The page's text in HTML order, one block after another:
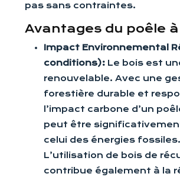
pas sans contraintes.
Avantages du poêle
Impact Environnemental
conditions): Le bois est
renouvelable. Avec une
forestière durable et
l’impact carbone d’un
peut être
celui des énergies fossiles.
L’utilisation de bois de
contribue également à la